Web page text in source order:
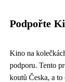
Podpořte
Kino na
podporu. Tento
koutů Česka, a